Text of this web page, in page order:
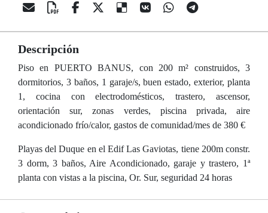
Descripción
Piso en PUERTO BANUS, con 200 m² construidos, 3
dormitorios, 3 baños, 1 garaje/s, buen estado, exterior, planta
1, cocina con electrodomésticos, trastero, ascensor,
orientación sur, zonas verdes, piscina privada, aire
acondicionado frío/calor, gastos de comunidad/mes de 380 €
Playas del Duque en el Edif Las Gaviotas, tiene 200m constr.
3 dorm, 3 baños, Aire Acondicionado, garaje y trastero, 1ª
planta con vistas a la piscina, Or. Sur, seguridad 24 horas